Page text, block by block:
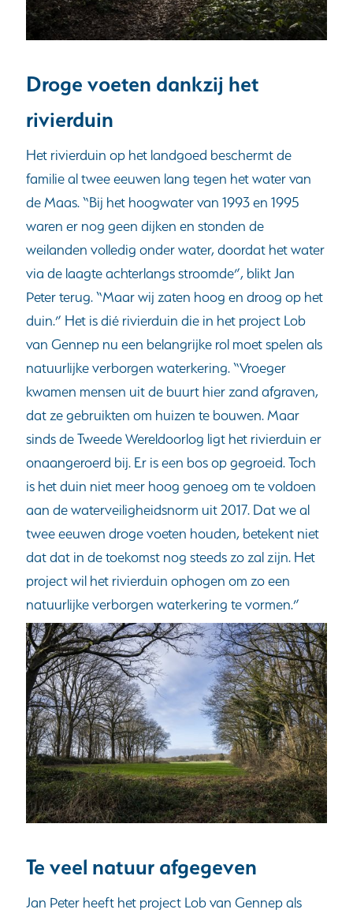
Droge voeten dankzij het
rivierduin
Het rivierduin op het landgoed beschermt de
familie al twee eeuwen lang tegen het water van
de Maas. “Bij het hoogwater van 1993 en 1995
waren er nog geen dijken en stonden de
weilanden volledig onder water, doordat het water
via de laagte achterlangs stroomde”, blikt Jan
Peter terug. “Maar wij zaten hoog en droog op het
duin.” Het is dié rivierduin die in het project Lob
van Gennep nu een belangrijke rol moet spelen als
natuurlijke verborgen waterkering. “Vroeger
kwamen mensen uit de buurt hier zand afgraven,
dat ze gebruikten om huizen te bouwen. Maar
sinds de Tweede Wereldoorlog ligt het rivierduin er
onaangeroerd bij. Er is een bos op gegroeid. Toch
is het duin niet meer hoog genoeg om te voldoen
aan de waterveiligheidsnorm uit 2017. Dat we al
twee eeuwen droge voeten houden, betekent niet
dat dat in de toekomst nog steeds zo zal zijn. Het
project wil het rivierduin ophogen om zo een
natuurlijke verborgen waterkering te vormen.”
Te veel natuur afgegeven
Jan Peter heeft het project Lob van Gennep als